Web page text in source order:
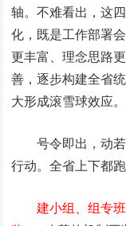
轴。不难看出，这
化，既是工作部署
更丰富、理念思路
善，逐步构建全省
大形成滚雪球效应。
号令即出，动
行动。全省上下都
建小组、组专